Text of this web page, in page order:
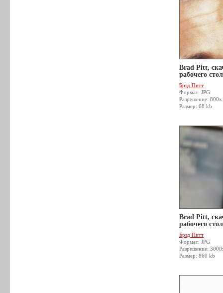
Brad Pitt,
рабочего
Брэд Питт
Формат: JPG
Разрешение:
Размер: 68 kb
Brad Pitt,
рабочего
Брэд Питт
Формат: JPG
Разрешение:
Размер: 860 kb